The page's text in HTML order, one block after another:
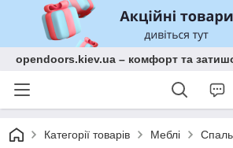
opendoors.kiev.ua – комфорт та
Категорії товарів Меблі